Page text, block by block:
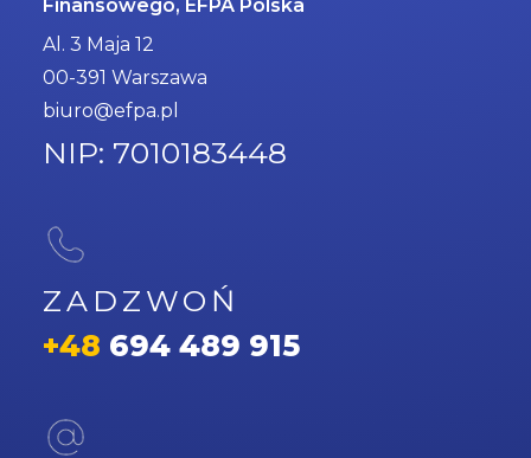
Finansowego, EFPA Polska
Al. 3 Maja 12
00-391 Warszawa
biuro@efpa.pl
NIP: 7010183448
ZADZWOŃ
+48 694 489 915